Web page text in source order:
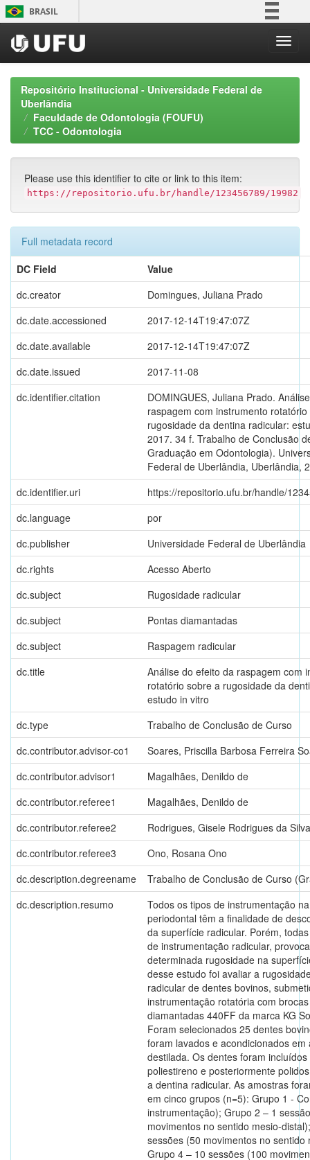
Skip
navigation
BRASIL
Participe
Acesso à informação
Legislação
Repositório Institucional - Universidade Federal de
Uberlândia
Faculdade de Odontologia (FOUFU)
TCC - Odontologia
Please use this identifier to cite or link to this item:
https://repositorio.ufu.br/handle/123456789/19982
Full metadata record
DC Field
Value
dc.creator
Domingues, Juliana Prado
dc.date.accessioned
2017-12-14T19:47:07Z
dc.date.available
2017-12-14T19:47:07Z
dc.date.issued
2017-11-08
dc.identifier.citation
DOMINGUES, Juliana Prado.
raspagem com instrumento
rugosidade da dentina radicular:
2017. 34 f. Trabalho de Conclusão
Graduação em Odontologia).
Federal de Uberlândia, Uberlândia,
dc.identifier.uri
https://repositorio.ufu.br/handle/
dc.language
por
dc.publisher
Universidade Federal de Uberlândia
dc.rights
Acesso Aberto
dc.subject
Rugosidade radicular
dc.subject
Pontas diamantadas
dc.subject
Raspagem radicular
dc.title
Análise do efeito da raspagem com
rotatório sobre a rugosidade da
estudo in vitro
dc.type
Trabalho de Conclusão de Curso
dc.contributor.advisor-co1
Soares, Priscilla Barbosa Ferreira
dc.contributor.advisor1
Magalhães, Denildo de
dc.contributor.referee1
Magalhães, Denildo de
dc.contributor.referee2
Rodrigues, Gisele Rodrigues da Silva
dc.contributor.referee3
Ono, Rosana Ono
dc.description.degreename
Trabalho de Conclusão de Curso
dc.description.resumo
Todos os tipos de instrumentação
periodontal têm a finalidade de
da superfície radicular. Porém,
de instrumentação radicular,
determinada rugosidade na
desse estudo foi avaliar a
radicular de dentes bovinos,
instrumentação rotatória com brocas
diamantadas 440FF da marca KG
Foram selecionados 25 dentes
foram lavados e acondicionados em
destilada. Os dentes foram
poliestireno e posteriormente
a dentina radicular. As amostras
em cinco grupos (n=5): Grupo 1 -
instrumentação); Grupo 2 – 1
movimentos no sentido mesio-
sessões (50 movimentos no sentido
Grupo 4 – 10 sessões (100